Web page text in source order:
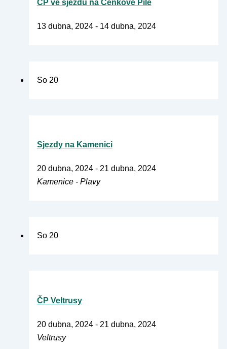
ČP ve sjezdu na Čeňkově Pile
13 dubna, 2024- 14 dubna, 2024
So 20
Sjezdy na Kamenici
20 dubna, 2024- 21 dubna, 2024
Kamenice - Plavy
So 20
ČP Veltrusy
20 dubna, 2024- 21 dubna, 2024
Veltrusy